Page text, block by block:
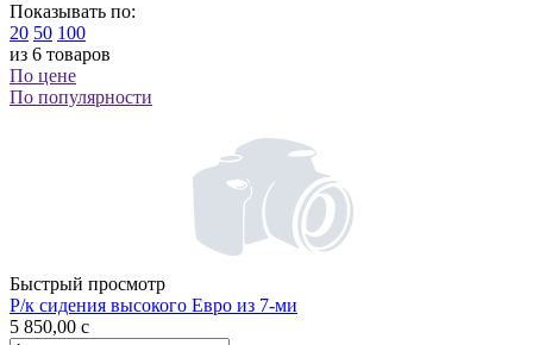
Показывать по:
20 50 100
из 6 товаров
По цене
По популярности
Быстрый просмотр
Р/к сидения высокого Евро из 7-ми
5 850,00 c